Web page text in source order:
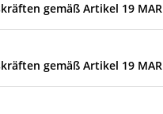
gemäß Artikel 19 MAR
gemäß Artikel 19 MAR